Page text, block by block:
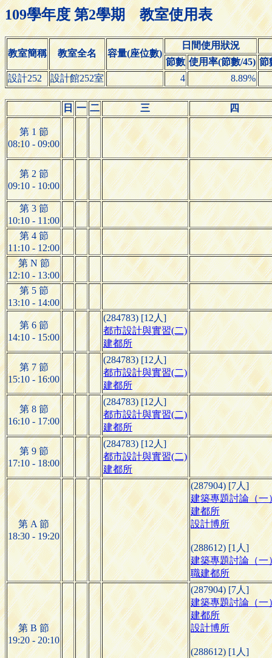
109學年度 第2學期 教室使用表
教室簡稱 教室全名 容量(座位數)
日間使用狀況
節數 使用率(節數/45) 節
設計252
設計館252室 4 8.89%
日 一 二 三 四
第 1 節
08:10 - 09:00
第 2 節
09:10 - 10:00
第 3 節
10:10 - 11:00
第 4 節
11:10 - 12:00
第 N 節
12:10 - 13:00
第 5 節
13:10 - 14:00
第 6 節
14:10 - 15:00
(284783) [12人]
都市設計與實習(二)
建都所
第 7 節
15:10 - 16:00
(284783) [12人]
都市設計與實習(二)
建都所
第 8 節
16:10 - 17:00
(284783) [12人]
都市設計與實習(二)
建都所
第 9 節
17:10 - 18:00
(284783) [12人]
都市設計與實習(二)
建都所
第 A 節
18:30 - 19:20
(287904) [7人]
建築專題討論（一
建都所
設計博所
(288612) [1人]
建築專題討論（一
職建都所
第 B 節
19:20 - 20:10
(287904) [7人]
建築專題討論（一
建都所
設計博所
(288612) [1人]